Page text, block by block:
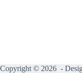
Copyright © 2026 -